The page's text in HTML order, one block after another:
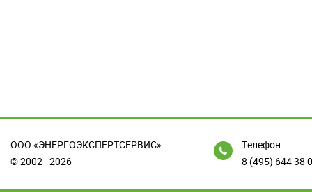
ООО «ЭНЕРГОЭКСПЕРТСЕРВИС»
© 2002 - 2026
Телефон:
8 (495) 644 38